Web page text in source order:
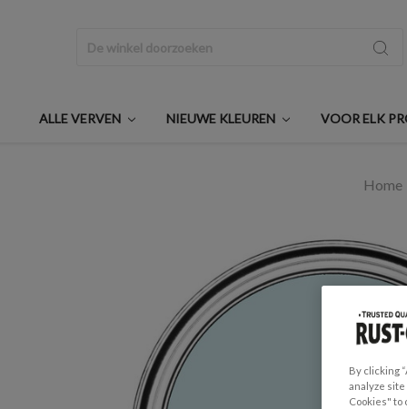
ALLE VERVEN NIEUWE KLEUREN VOOR ELK
Home
By clicking
analyze
Cookies" to